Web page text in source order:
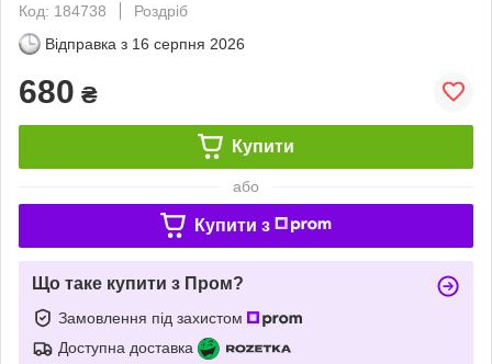
Код: 184738
Роздріб
Відправка з 16 серпня 2026
680 ₴
Купити
або
Купити з
Що таке купити з Пром?
Замовлення під захистом
Доступна доставка